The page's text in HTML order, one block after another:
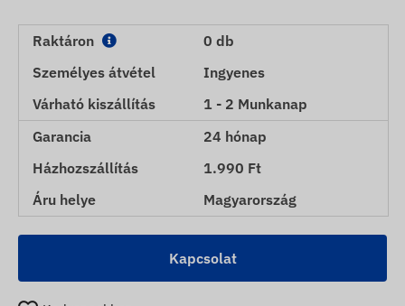
Raktáron
0 db
Személyes átvétel
Ingyenes
Várható kiszállítás
1 - 2 Munkanap
Garancia
24 hónap
Házhozszállítás
1.990 Ft
Áru helye
Magyarország
Kapcsolat